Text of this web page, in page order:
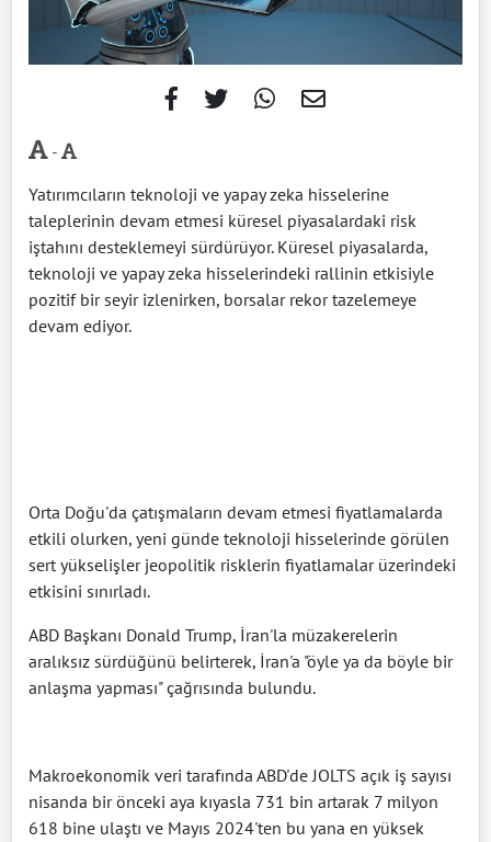
-
Yatırımcıların teknoloji ve yapay zeka hisselerine
taleplerinin devam etmesi küresel piyasalardaki risk
iştahını desteklemeyi sürdürüyor. Küresel piyasalarda,
teknoloji ve yapay zeka hisselerindeki rallinin etkisiyle
pozitif bir seyir izlenirken, borsalar rekor tazelemeye
devam ediyor.
Orta Doğu'da çatışmaların devam etmesi fiyatlamalarda
etkili olurken, yeni günde teknoloji hisselerinde görülen
sert yükselişler jeopolitik risklerin fiyatlamalar üzerindeki
etkisini sınırladı.
ABD Başkanı Donald Trump, İran'la müzakerelerin
aralıksız sürdüğünü belirterek, İran'a "öyle ya da böyle bir
anlaşma yapması" çağrısında bulundu.
Makroekonomik veri tarafında ABD'de JOLTS açık iş sayısı
nisanda bir önceki aya kıyasla 731 bin artarak 7 milyon
618 bine ulaştı ve Mayıs 2024'ten bu yana en yüksek